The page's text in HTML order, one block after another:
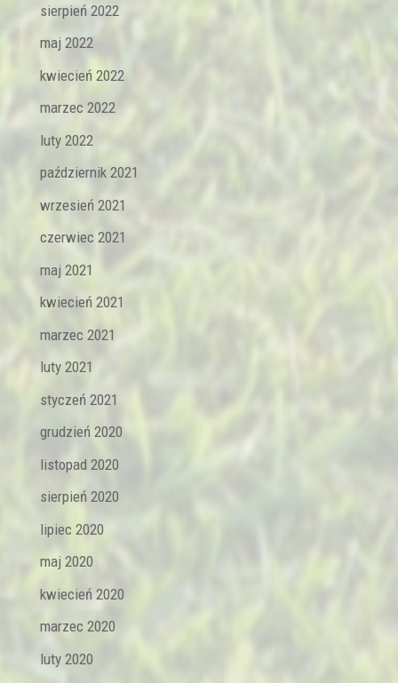
sierpień 2022
maj 2022
kwiecień 2022
marzec 2022
luty 2022
październik 2021
wrzesień 2021
czerwiec 2021
maj 2021
kwiecień 2021
marzec 2021
luty 2021
styczeń 2021
grudzień 2020
listopad 2020
sierpień 2020
lipiec 2020
maj 2020
kwiecień 2020
marzec 2020
luty 2020